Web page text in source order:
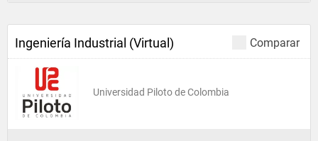
Comparar
Ingeniería Industrial (Virtual)
Universidad Piloto de Colombia